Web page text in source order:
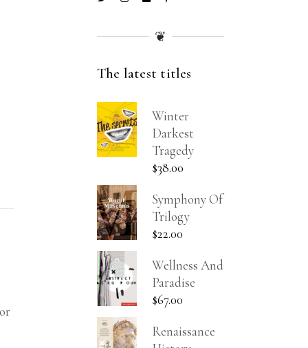
❦
The latest titles
Winter
Darkest
Tragedy
$38.00
Symphony Of
Trilogy
$22.00
Wellness And
Paradise
$67.00
Renaissance